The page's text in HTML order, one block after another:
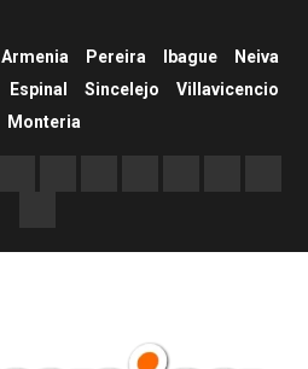
Armenia Pereira Ibague
Neiva
Espinal Sincelejo
Villavicencio
Monteria